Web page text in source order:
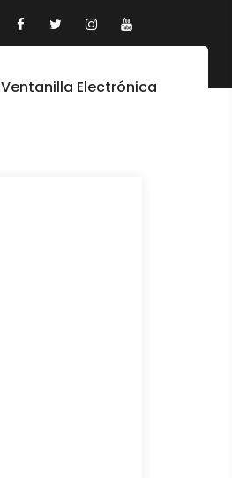
Ventanilla Electrónica